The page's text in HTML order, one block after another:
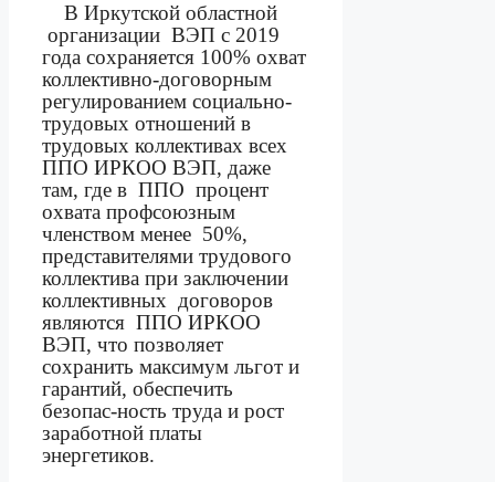
В Иркутской областной
организации ВЭП с 2019
года сохраняется 100% охват
коллективно-договорным
регулированием социально-
трудовых отношений в
трудовых коллективах всех
ППО ИРКОО ВЭП, даже
там, где в ППО процент
охвата профсоюзным
членством менее 50%,
представителями трудового
коллектива при заключении
коллективных договоров
являются ППО ИРКОО
ВЭП, что позволяет
сохранить максимум льгот и
гарантий, обеспечить
безопас-ность труда и рост
заработной платы
энергетиков.